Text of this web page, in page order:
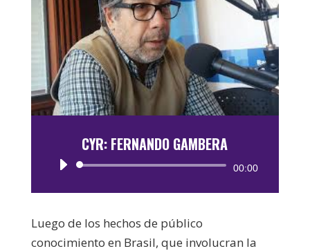
CYR: FERNANDO GAMBERA
Reproductor
00:00
Luego de los hechos de público
conocimiento en Brasil, que involucran la